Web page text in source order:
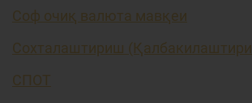
Соф очиқ валюта мавқеи
Сохталаштириш
СПОТ